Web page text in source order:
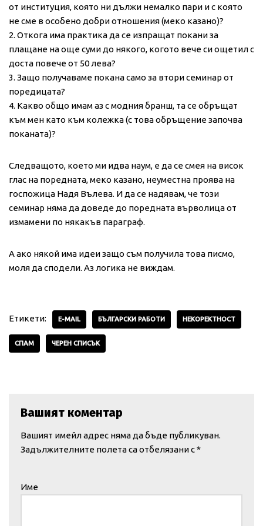
от институция, която ни дължи немалко пари и с която
не сме в особено добри отношения (меко казано)?
2. Откога има практика да се изпращат покани за
плащане на още суми до някого, когото вече си ощетил с
доста повече от 50 лева?
3. Защо получаваме покана само за втори семинар от
поредицата?
4. Какво общо имам аз с модния бранш, та се обръщат
към мен като към колежка (с това обръщение започва
поканата)?
Следващото, което ми идва наум, е да се смея на висок
глас на поредната, меко казано, неуместна проява на
госпожица Надя Вълева. И да се надявам, че този
семинар няма да доведе до поредната върволица от
измамени по някакъв параграф.
А ако някой има идеи защо съм получила това писмо,
моля да сподели. Аз логика не виждам.
Етикети: E-MAIL БЪЛГАРСКИ РАБОТИ НЕКОРЕКТНОСТ
СПАМ ЧЕРЕН СПИСЪК
Вашият коментар
Вашият имейл адрес няма да бъде публикуван.
Задължителните полета са отбелязани с*
Име